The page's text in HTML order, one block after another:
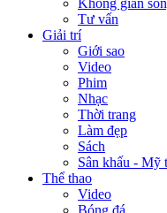
Không gian
Tư vấn
Giải trí
Giới sao
Video
Phim
Nhạc
Thời trang
Làm đẹp
Sách
Sân khấu - Mỹ
Thể thao
Video
Bóng đá